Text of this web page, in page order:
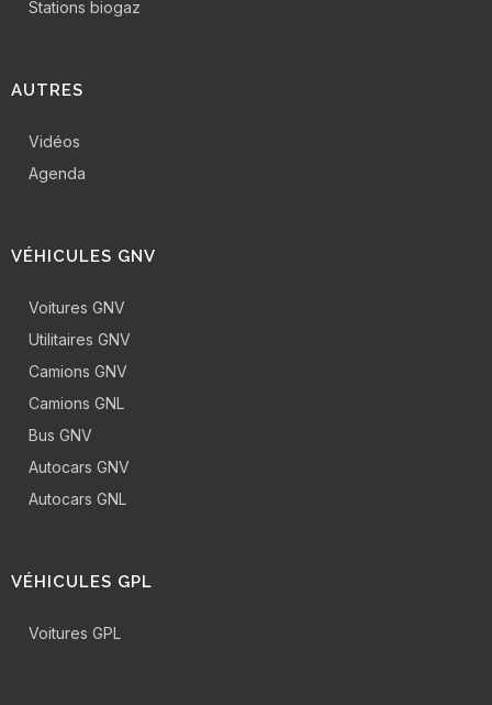
Stations biogaz
AUTRES
Vidéos
Agenda
VÉHICULES GNV
Voitures GNV
Utilitaires GNV
Camions GNV
Camions GNL
Bus GNV
Autocars GNV
Autocars GNL
VÉHICULES GPL
Voitures GPL